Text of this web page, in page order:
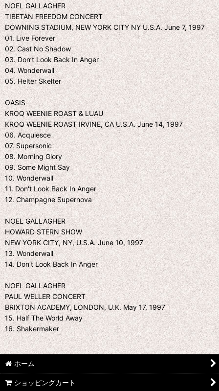
NOEL GALLAGHER
TIBETAN FREEDOM CONCERT
DOWNING STADIUM, NEW YORK CITY NY U.S.A. June 7, 1997
01. Live Forever
02. Cast No Shadow
03. Don’t Look Back In Anger
04. Wonderwall
05. Helter Skelter
OASIS
KROQ WEENIE ROAST & LUAU
KROQ WEENIE ROAST IRVINE, CA U.S.A. June 14, 1997
06. Acquiesce
07. Supersonic
08. Morning Glory
09. Some Might Say
10. Wonderwall
11. Don't Look Back In Anger
12. Champagne Supernova
NOEL GALLAGHER
HOWARD STERN SHOW
NEW YORK CITY, NY, U.S.A. June 10, 1997
13. Wonderwall
14. Don’t Look Back In Anger
NOEL GALLAGHER
PAUL WELLER CONCERT
BRIXTON ACADEMY, LONDON, U.K. May 17, 1997
15. Half The World Away
16. Shakermaker
ホーム
ショッピングカート